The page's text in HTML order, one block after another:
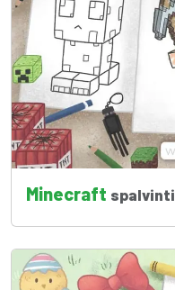
Minecraft spalvinti